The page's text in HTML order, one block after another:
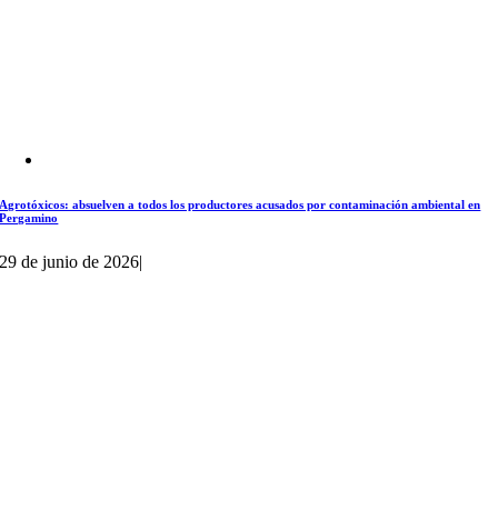
Agrotóxicos: absuelven a todos los productores acusados por contaminación ambiental en
Pergamino
29 de junio de 2026|